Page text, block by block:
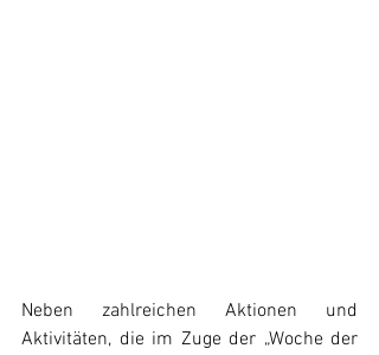
Neben zahlreichen Aktionen und
Aktivitäten, die im Zuge der „Woche der